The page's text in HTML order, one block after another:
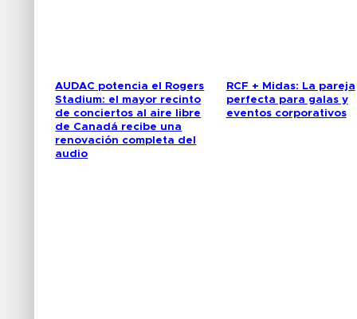
AUDAC potencia el Rogers
Stadium: el mayor recinto
de conciertos al aire libre
de Canadá recibe una
renovación completa del
audio
RCF + Midas: La pareja
perfecta para galas y
eventos corporativos